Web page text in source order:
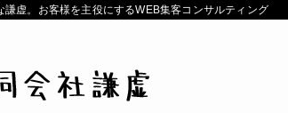
謙虚。お客様を主役にするWEB集客コンサルティング